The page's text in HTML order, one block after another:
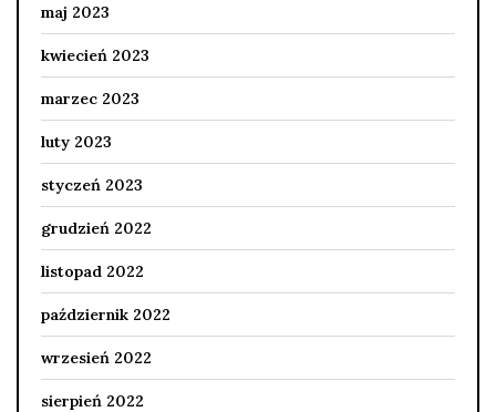
maj 2023
kwiecień 2023
marzec 2023
luty 2023
styczeń 2023
grudzień 2022
listopad 2022
październik 2022
wrzesień 2022
sierpień 2022